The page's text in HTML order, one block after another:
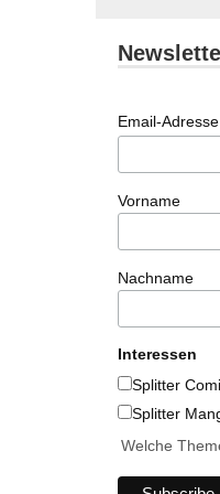
Email-Adresse
Vorname
Nachname
Interessen
Splitter
Splitter
Welche